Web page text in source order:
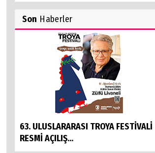
GÖSTER!!!
YENİDOĞAN SÜNNETİ
Hamza YILDIZ
BU ŞEHRİ SEVMEK
İsmet BALKAN
MAALESEF O GÜNLERDE ÇOK
DETAYLARI İLE GÖRDÜĞÜM,
Son Haberler
63. ULUSLARARASI TROYA FESTİVALİ
RESMİ AÇILIŞ...